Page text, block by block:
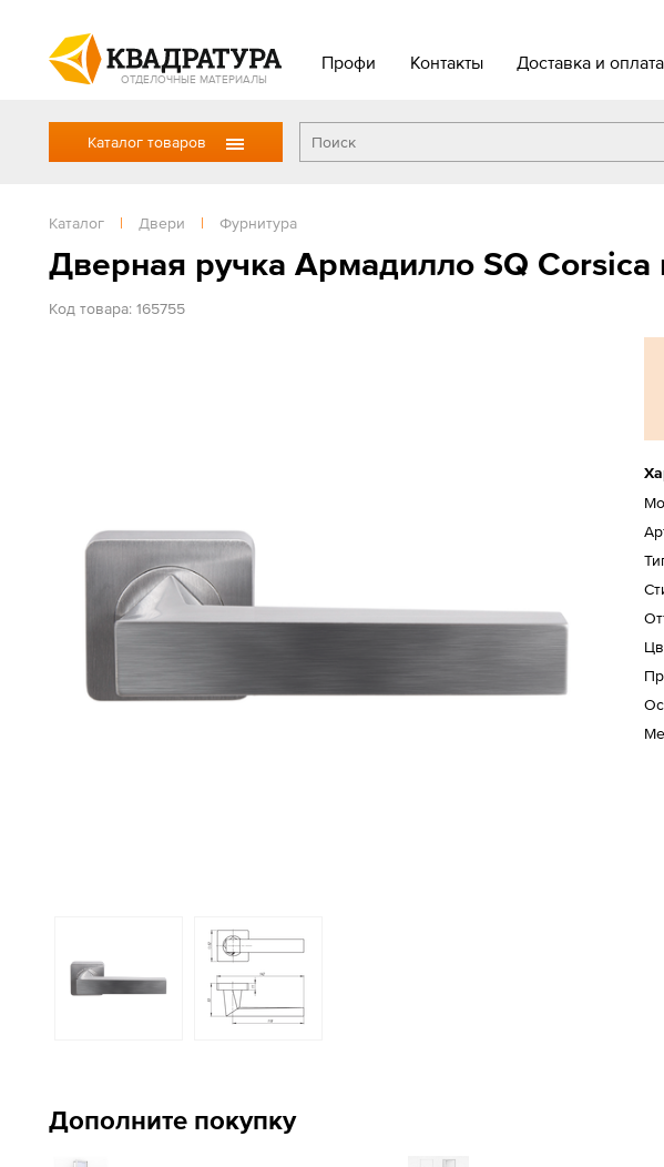
ОТДЕЛОЧНЫЕ МАТЕРИАЛЫ
Профи Контакты Доставка и оплата
Каталог товаров
Каталог | Двери | Фурнитура
Дверная ручка Армадилло SQ Corsica
Код товара: 165755
Дополните покупку